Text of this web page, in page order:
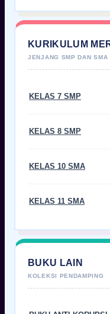
KURIKULUM
KELAS 7 SMP
KELAS 8 SMP
KELAS 10 SMA
KELAS 11 SMA
BUKU LAIN